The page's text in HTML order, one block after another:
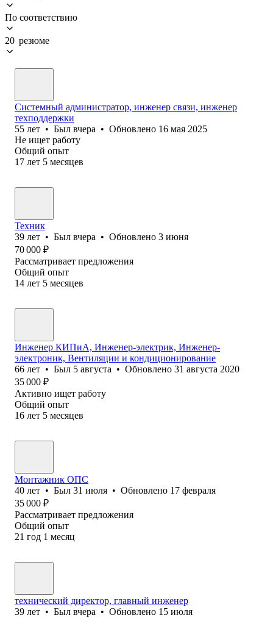
По соответствию
20 резюме
Системный администратор, инженер связи, инженер
техподдержки
55 лет • Был вчера • Обновлено 16 мая 2025
Не ищет работу
Общий опыт
17 лет 5 месяцев
Техник
39 лет • Был вчера • Обновлено 3 июня
70 000 ₽
Рассматривает предложения
Общий опыт
14 лет 5 месяцев
Инженер КИПиА, Инженер-электрик, Инженер-
электроник, Вентиляции и кондиционирование
66 лет • Был 5 августа • Обновлено 31 августа 2020
35 000 ₽
Активно ищет работу
Общий опыт
16 лет 5 месяцев
Монтажник ОПС
40 лет • Был 31 июля • Обновлено 17 февраля
35 000 ₽
Рассматривает предложения
Общий опыт
21 год 1 месяц
технический директор, главный инженер
39 лет • Был вчера • Обновлено 15 июля